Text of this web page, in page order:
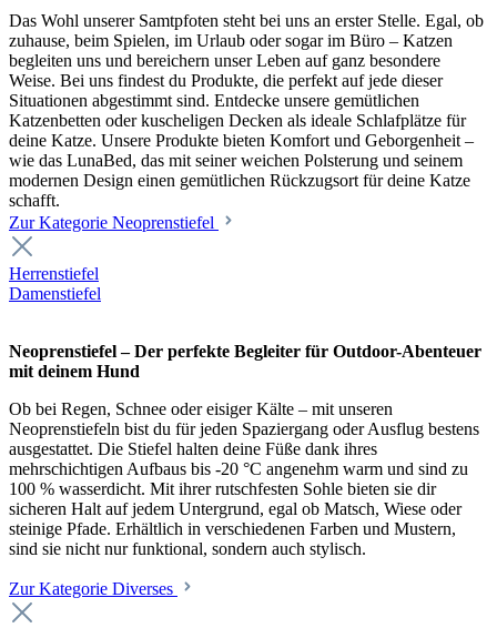
Das Wohl unserer Samtpfoten steht bei uns an erster Stelle. Egal, ob
zuhause, beim Spielen, im Urlaub oder sogar im Büro – Katzen
begleiten uns und bereichern unser Leben auf ganz besondere
Weise. Bei uns findest du Produkte, die perfekt auf jede dieser
Situationen abgestimmt sind. Entdecke unsere gemütlichen
Katzenbetten oder kuscheligen Decken als ideale Schlafplätze für
deine Katze. Unsere Produkte bieten Komfort und Geborgenheit –
wie das LunaBed, das mit seiner weichen Polsterung und seinem
modernen Design einen gemütlichen Rückzugsort für deine Katze
schafft.
Zur Kategorie Neoprenstiefel
Herrenstiefel
Damenstiefel
Neoprenstiefel – Der perfekte Begleiter für Outdoor-Abenteuer
mit deinem Hund
Ob bei Regen, Schnee oder eisiger Kälte – mit unseren
Neoprenstiefeln bist du für jeden Spaziergang oder Ausflug bestens
ausgestattet. Die Stiefel halten deine Füße dank ihres
mehrschichtigen Aufbaus bis -20 °C angenehm warm und sind zu
100 % wasserdicht. Mit ihrer rutschfesten Sohle bieten sie dir
sicheren Halt auf jedem Untergrund, egal ob Matsch, Wiese oder
steinige Pfade. Erhältlich in verschiedenen Farben und Mustern,
sind sie nicht nur funktional, sondern auch stylisch.
Zur Kategorie Diverses